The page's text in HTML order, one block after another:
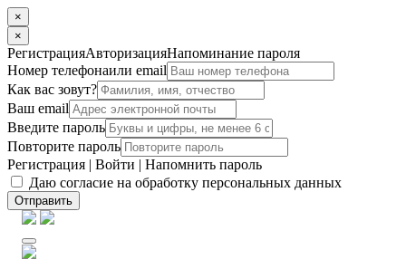
×
×
РегистрацияАвторизацияНапоминание пароля
Номер телефонаили email
Как вас зовут?
Ваш email
Введите пароль
Повторите пароль
Регистрация | Войти | Напомнить пароль
Даю согласие на обработку персональных данных
Отправить